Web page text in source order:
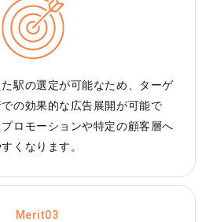
駅の選定が可能なため、ターゲ
の効果的な広告展開が可能で
ロモーションや特定の顧客層へ
くなります。
Merit03